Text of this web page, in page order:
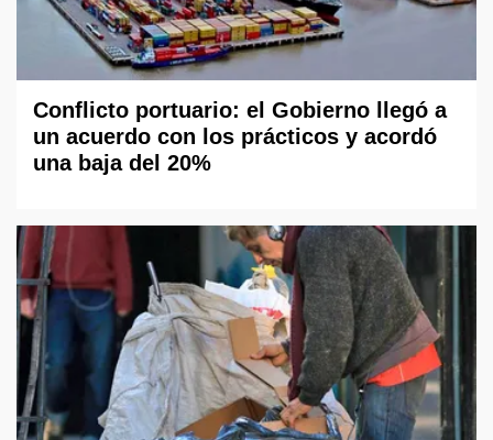
Conflicto portuario: el Gobierno llegó a
un acuerdo con los prácticos y acordó
una baja del 20%